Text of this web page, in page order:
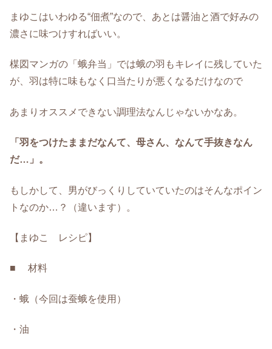
まゆこはいわゆる“佃煮”なので、あとは醤油と酒で好みの
濃さに味つけすればいい。
楳図マンガの「蛾弁当」では蛾の羽もキレイに残していた
が、羽は特に味もなく口当たりが悪くなるだけなので
あまりオススメできない調理法なんじゃないかなあ。
「羽をつけたままだなんて、母さん、なんて手抜きなん
だ…」。
もしかして、男がびっくりしていていたのはそんなポイン
トなのか…？（違います）。
【まゆこ レシピ】
■ 材料
・蛾（今回は蚕蛾を使用）
・油